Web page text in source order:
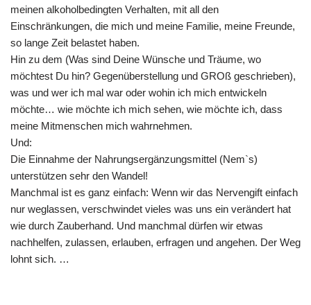
meinen alkoholbedingten Verhalten, mit all den
Einschränkungen, die mich und meine Familie, meine Freunde,
so lange Zeit belastet haben.
Hin zu dem (Was sind Deine Wünsche und Träume, wo
möchtest Du hin? Gegenüberstellung und GROß geschrieben),
was und wer ich mal war oder wohin ich mich entwickeln
möchte… wie möchte ich mich sehen, wie möchte ich, dass
meine Mitmenschen mich wahrnehmen.
Und:
Die Einnahme der Nahrungsergänzungsmittel (Nem`s)
unterstützen sehr den Wandel!
Manchmal ist es ganz einfach: Wenn wir das Nervengift einfach
nur weglassen, verschwindet vieles was uns ein verändert hat
wie durch Zauberhand. Und manchmal dürfen wir etwas
nachhelfen, zulassen, erlauben, erfragen und angehen. Der Weg
lohnt sich. …